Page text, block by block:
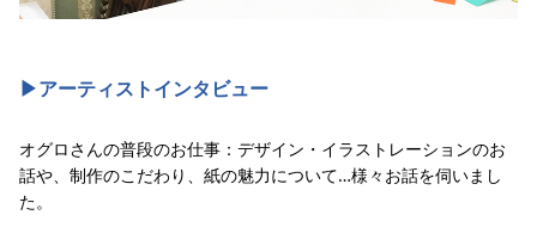
▶︎アーティストインタビュー
オグロさんの普段のお仕事：デザイン・イラストレーションのお
話や、制作のこだわり、紙の魅力について…様々お話を伺いまし
た。